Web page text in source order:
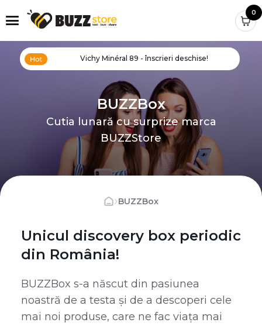
0
Vichy Minéral 89 - înscrieri deschise!
BUZZBox
Cutia lunară cu surprize marca
BUZZStore
›BUZZBox
Unicul discovery box periodic
din România!
BUZZBox s-a născut din pasiunea
noastră de a testa și de a descoperi cele
mai noi produse, care ne fac viața mai